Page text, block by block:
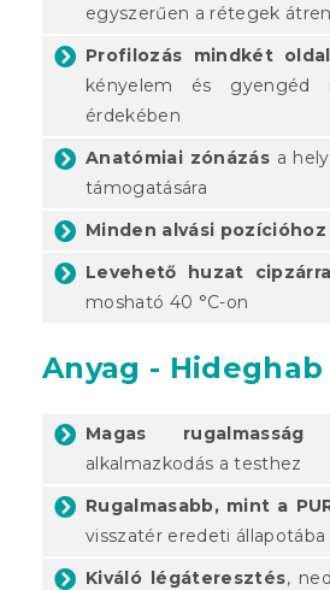
egyszerűen a rétegek
Profilozás mindkét
kényelem és gyengéd
érdekében
Anatómiai zónázása
támogatására
Minden alvási pozícióhoz
Levehető huzat
mosható 40 °C-on
Anyag - Hideghab
Magas rugalmasság
alkalmazkodás a testhez
Rugalmasabb, mint a
visszatér eredeti állapotába
Kiváló légáteresztés,